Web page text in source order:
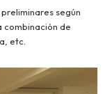
según
combinación de
etc.